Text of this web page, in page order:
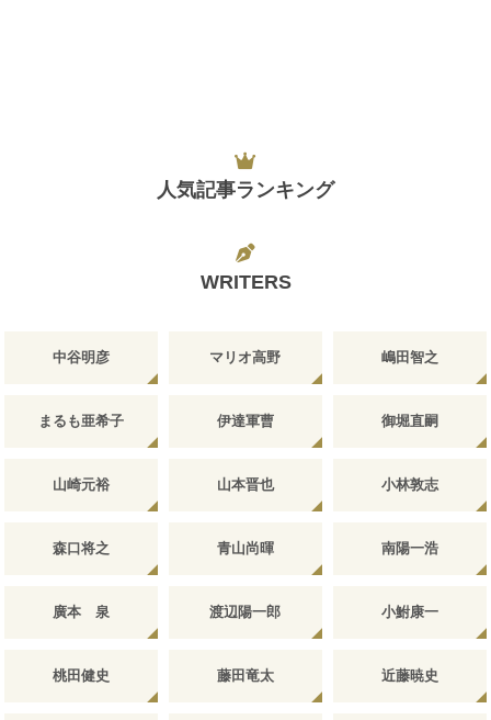
人気記事ランキング
WRITERS
中谷明彦 マリオ高野 嶋田智之
まるも亜希子 伊達軍曹 御堀直嗣
山崎元裕 山本晋也 小林敦志
森口将之 青山尚暉 南陽一浩
廣本 泉 渡辺陽一郎 小鮒康一
桃田健史 藤田竜太 近藤暁史